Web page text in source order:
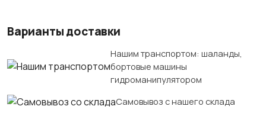
Варианты доставки
Нашим транспортом: шаланды,
бортовые машины
гидроманипулятором
Самовывоз с нашего склада